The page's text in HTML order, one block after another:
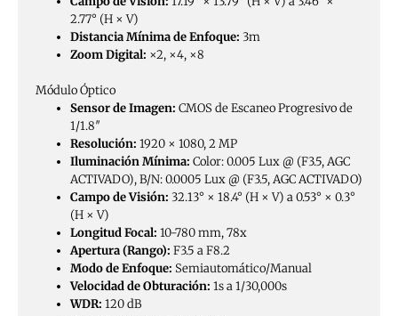
2.77° (H × V)
Distancia Mínima de Enfoque: 3m
Zoom Digital: ×2, ×4, ×8
Módulo Óptico
Sensor de Imagen: CMOS de Escaneo Progresivo de
1/1.8″
Resolución: 1920 × 1080, 2 MP
Iluminación Mínima: Color: 0.005 Lux @ (F3.5, AGC
ACTIVADO), B/N: 0.0005 Lux @ (F3.5, AGC ACTIVADO)
Campo de Visión: 32.13° × 18.4° (H × V) a 0.53° × 0.3°
(H × V)
Longitud Focal: 10-780 mm, 78x
Apertura (Rango): F3.5 a F8.2
Modo de Enfoque: Semiautomático/Manual
Velocidad de Obturación: 1s a 1/30,000s
WDR: 120 dB